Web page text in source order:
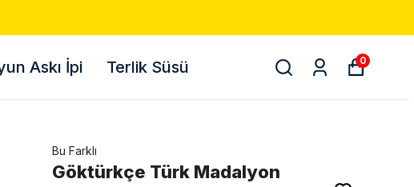
KARGO! 📦
Askı İpi Terlik Süsü 0
Bu Farklı
Göktürkçe Türk Madalyon